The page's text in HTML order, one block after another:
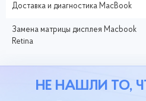
Доставка и диагностика MacBook
Замена матрицы дисплея Macbook
Retina
НЕ НАШЛИ ТО,